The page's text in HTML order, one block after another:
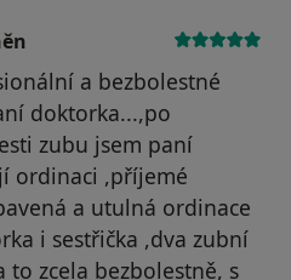
a bezbolestné
doktorka...,po
zubu jsem paní
ordinaci ,příjemé
a utulná ordinace
i sestřička ,dva zubní
to zcela bezbolestně, s